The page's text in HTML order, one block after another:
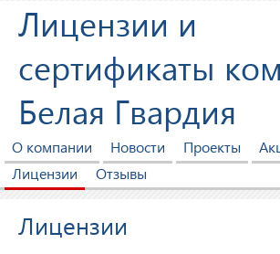
Лицензии и
сертификаты
Белая Гвардия
О компании Новости Проекты
Лицензии
Отзывы
Лицензии